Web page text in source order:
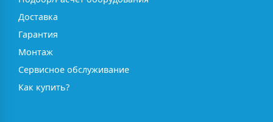
Доставка
Гарантия
Монтаж
Сервисное обслуживание
Как купить?